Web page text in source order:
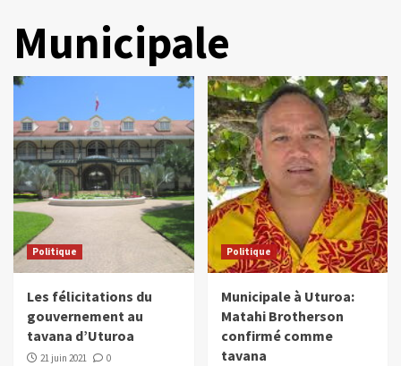
Municipale
Politique
Les félicitations du
gouvernement au
tavana d’Uturoa
21 juin 2021 0
Politique
Municipale à Uturoa:
Matahi Brotherson
confirmé comme
tavana